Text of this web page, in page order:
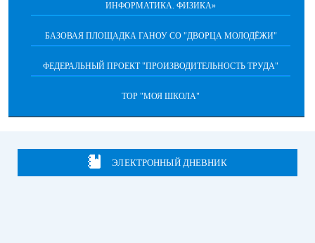
ИНФОРМАТИКА. ФИЗИКА»
БАЗОВАЯ ПЛОЩАДКА ГАНОУ СО "ДВОРЦА МОЛОДЁЖИ"
ФЕДЕРАЛЬНЫЙ ПРОЕКТ "ПРОИЗВОДИТЕЛЬНОСТЬ ТРУДА"
ТОР "МОЯ ШКОЛА"
ЭЛЕКТРОННЫЙ ДНЕВНИК